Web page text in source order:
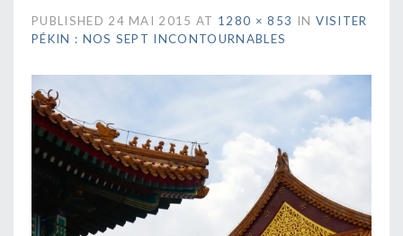
PUBLISHED 24 MAI 2015 AT 1280 × 853 IN VISITER
PÉKIN : NOS SEPT INCONTOURNABLES